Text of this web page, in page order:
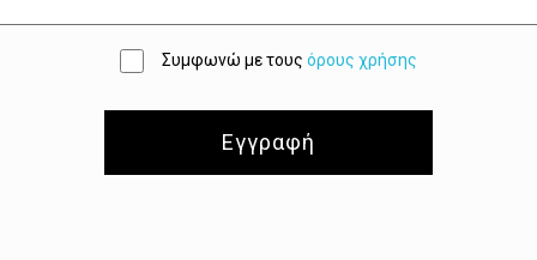
Συμφωνώ με τους όρους χρήσης
Εγγραφή